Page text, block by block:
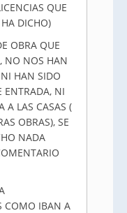
QUE
DICHO)
OBRA QUE
NO NOS HAN
HAN SIDO
ENTRADA, NI
A LAS CASAS (
OBRAS), SE
NADA
COMO IBAN A